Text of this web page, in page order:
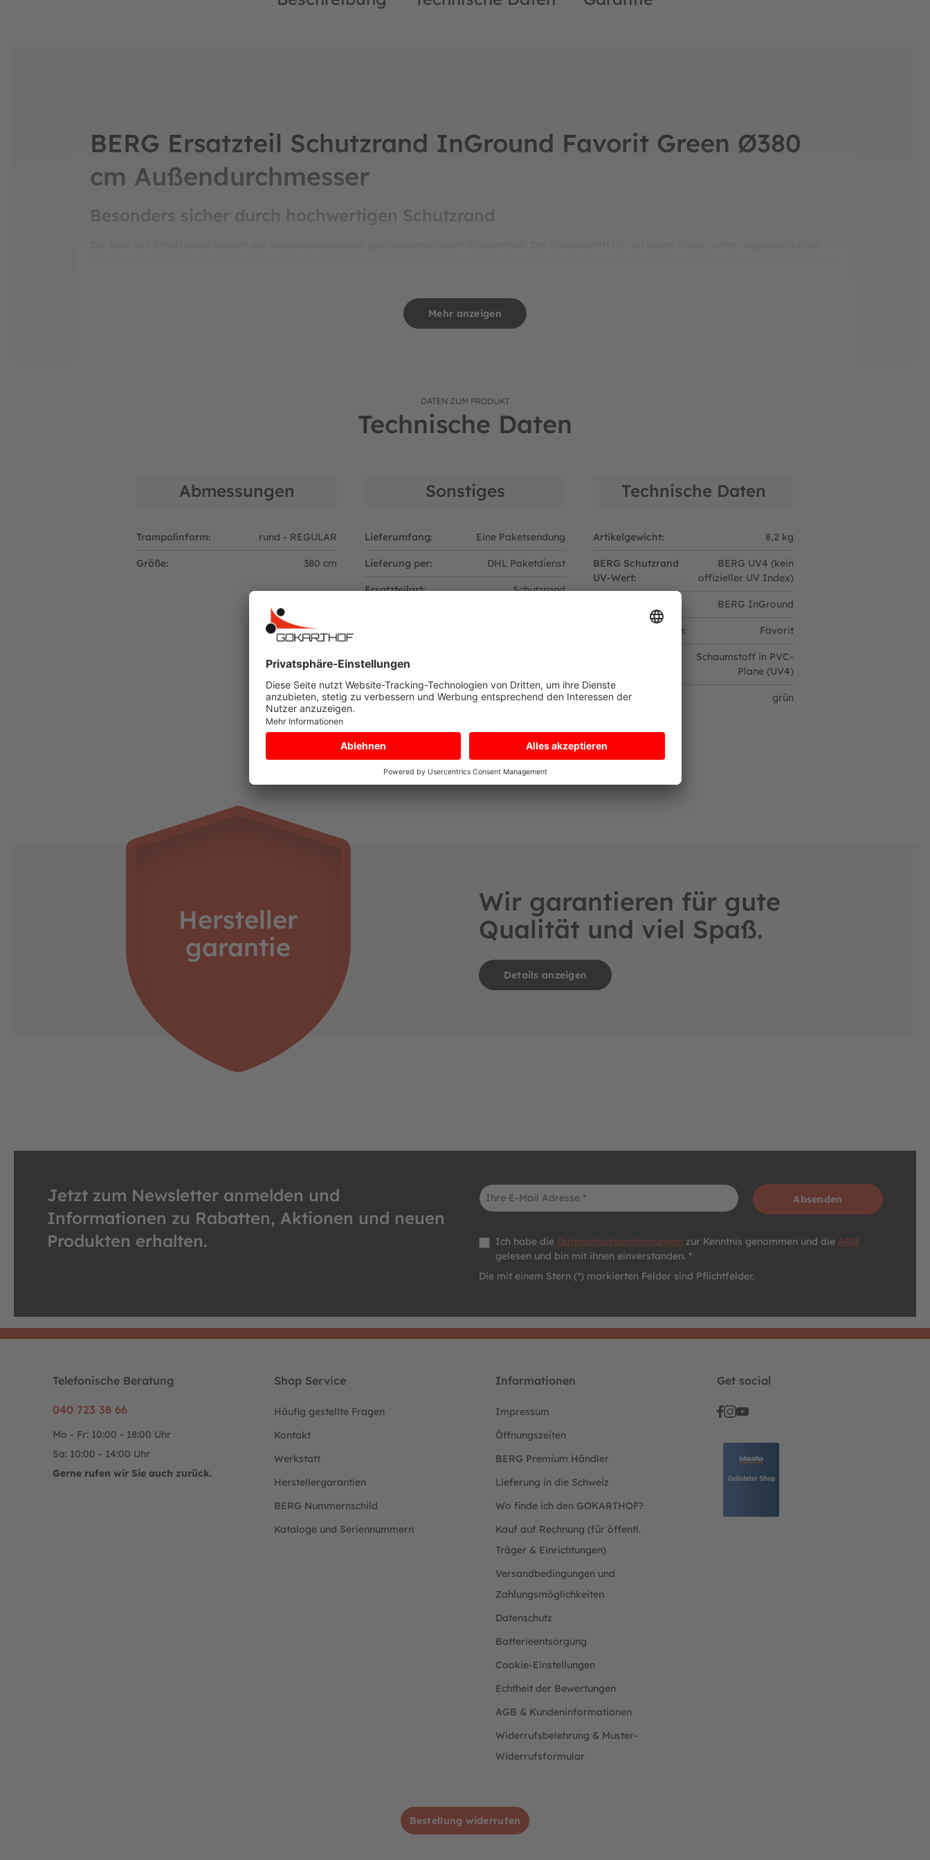
BERG Ersatzteil Schutzrand InGround Favorit Green Ø380
cm Außendurchmesser
Besonders sicher durch hochwertigen Schutzrand
Spielgeräte von BERG werden intensiv benutzt. Darum sorgt BERG für höchste Qualität. Natürlich kann nach vielen Jahren des Gebrauchs doch einmal ein
Niederlande
E-Mail: info@bergtoys.com
Niederländische USt ID: NL806218290B01
Nummer der niederländischen Handelskammer: 09094642
Mehr anzeigen
DATEN ZUM PRODUKT
Technische Daten
Abmessungen
Trampolinform: rund - REGULAR
Größe: 380 cm
Sonstiges
Lieferumfang: Eine Paketsendung
Lieferung per: DHL Paketdienst
Ersatzteilart: Schutzrand
Technische Daten
Artikelgewicht: 8,2 kg
BERG Schutzrand
UV-Wert:
BERG UV4 (kein
offizieller UV Index)
BERG InGround
Schutzrand-Klasse: Favorit
Schaumstoff in PVC-
Plane (UV4)
Schutzrandfarbe: grün
Hersteller
garantie
Wir garantieren für gute
Qualität und viel Spaß.
Details anzeigen
Jetzt zum Newsletter anmelden und
Informationen zu Rabatten, Aktionen und neuen
Produkten erhalten.
E-Mail-Adresse*
Absenden
Datenschutz *
Ich habe die Datenschutzbestimmungen zur Kenntnis genommen und die AGB
gelesen und bin mit ihnen einverstanden. *
Die mit einem Stern (*) markierten Felder sind Pflichtfelder.
Telefonische Beratung
040 723 38 66
Mo - Fr: 10:00 - 18:00 Uhr
Sa: 10:00 - 14:00 Uhr
Gerne rufen wir Sie auch zurück.
Shop Service
Häufig gestellte Fragen
Kontakt
Werkstatt
Herstellergarantien
BERG Nummernschild
Kataloge und Seriennummern
Informationen
Impressum
Öffnungszeiten
BERG Premium Händler
Lieferung in die Schweiz
Wo finde ich den GOKARTHOF?
Kauf auf Rechnung (für öffentl.
Träger & Einrichtungen)
Versandbedingungen und
Zahlungsmöglichkeiten
Datenschutz
Batterieentsorgung
Cookie-Einstellungen
Echtheit der Bewertungen
AGB & Kundeninformationen
Widerrufsbelehrung & Muster-
Widerrufsformular
Get social
Bestellung widerrufen